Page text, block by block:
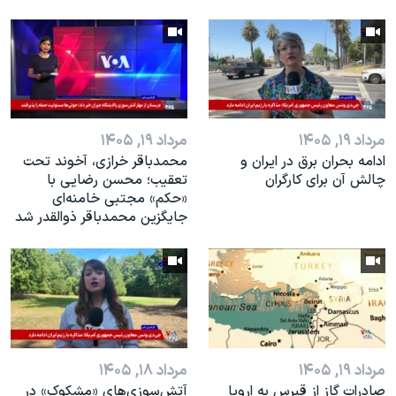
مرداد ۱۹, ۱۴۰۵
ادامه بحران برق در ایران و
چالش آن برای کارگران
مرداد ۱۹, ۱۴۰۵
محمدباقر خرازی، آخوند تحت
تعقیب؛ محسن رضایی با
«حکم» مجتبی خامنه‌ای
جایگزین محمدباقر ذوالقدر شد
مرداد ۱۹, ۱۴۰۵
صادرات گاز از قبرس به اروپا
مرداد ۱۸, ۱۴۰۵
آتش‌سوزی‌های «مشکوک» در